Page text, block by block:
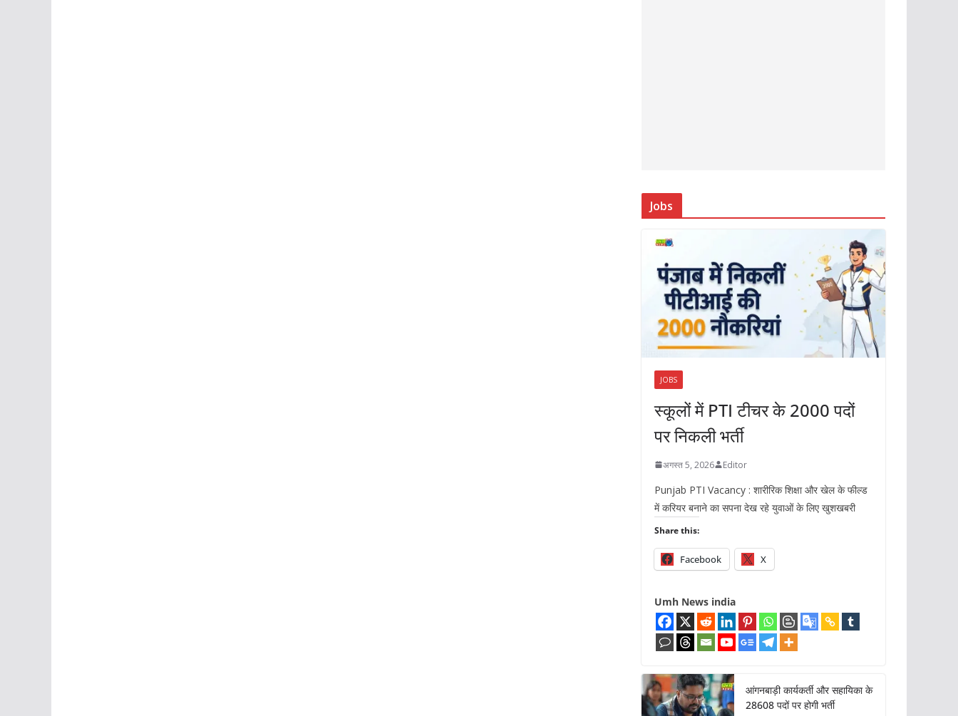
Jobs
JOBS
स्कूलों में PTI टीचर के 2000 पदों
पर निकली भर्ती
अगस्त 5, 2026 Editor
Punjab PTI Vacancy : शारीरिक शिक्षा और खेल के फील्ड
में करियर बनाने का सपना देख रहे युवाओं के लिए खुशखबरी
Share this:
Facebook X
Umh News india
आंगनबाड़ी कार्यकर्ती और सहायिका के
28608 पदों पर होगी भर्ती